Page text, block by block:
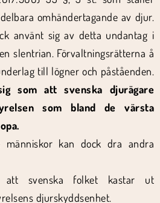
omhändertagande av djur.
använt sig av detta undantag i
slentrian. Förvaltningsrätterna å
till lögner och påståenden.
som att svenska djurägare
som bland de värsta
människor kan dock dra andra
svenska folket kastar ut
djurskyddsenhet.